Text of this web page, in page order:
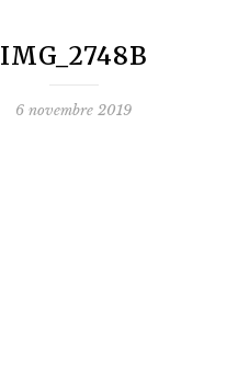
IMG_2748B
6 novembre 2019